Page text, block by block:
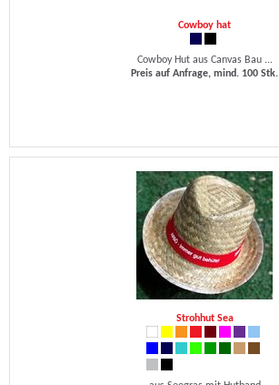
Cowboy hat
Cowboy Hut aus Canvas Bau ...
Preis auf Anfrage, mind. 100 Stk.
Strohhut Sea